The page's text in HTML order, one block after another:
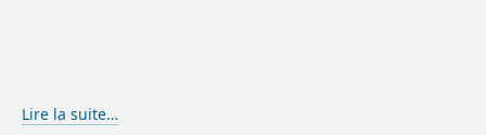
Lire la suite…